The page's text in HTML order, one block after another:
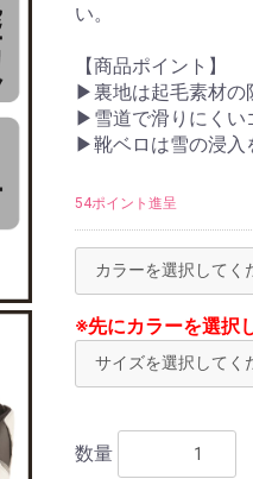
い。
【商品ポイント】
▶裏地は起毛素材の
▶雪道で滑りにくい
▶靴ベロは雪の浸入
54ポイント進呈
※先にカラーを選択
数量